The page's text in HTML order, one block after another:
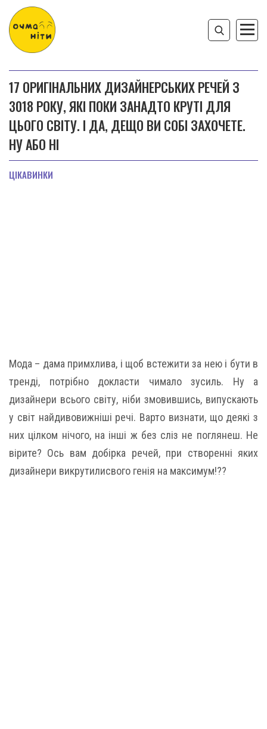
17 ОРИГІНАЛЬНИХ ДИЗАЙНЕРСЬКИХ РЕЧЕЙ З
3018 РОКУ, ЯКІ ПОКИ ЗАНАДТО КРУТІ ДЛЯ
ЦЬОГО СВІТУ. І ДА, ДЕЩО ВИ СОБІ ЗАХОЧЕТЕ.
НУ АБО НІ
ЦІКАВИНКИ
Мода – дама примхлива, і щоб встежити за нею і бути в
тренді, потрібно докласти чимало зусиль. Ну а
дизайнери всього світу, ніби змовившись, випускають
у світ найдивовижніші речі. Варто визнати, що деякі з
них цілком нічого, на інші ж без сліз не поглянеш. Не
вірите? Ось вам добірка речей, при створенні яких
дизайнери викрутилисвого генія на максимум!??